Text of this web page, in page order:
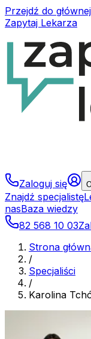
Przejdź do
Zapytaj Lekarza
Zaloguj się
Znajdź specjalistę
nasBaza wiedzy
82 568 10 03
Strona
/
Specjaliści
/
Karolina